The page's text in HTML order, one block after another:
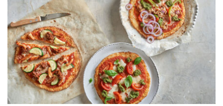
Recept
Sandra Ysbrandy